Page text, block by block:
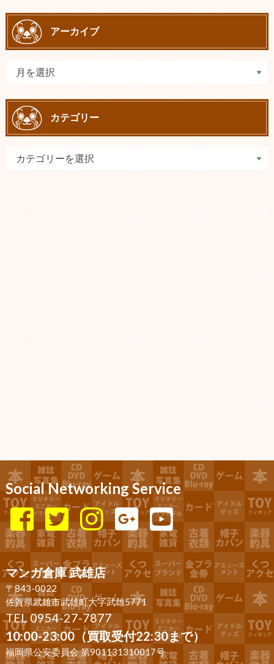
アーカイブ
カテゴリー
Social Networking Service
マンガ倉庫 武雄店
〒843-0022
佐賀県武雄市武雄町大字武雄5771
TEL 0954-27-7877
10:00-23:00（買取受付22:30まで）
福岡県公安委員会 第901131310017号